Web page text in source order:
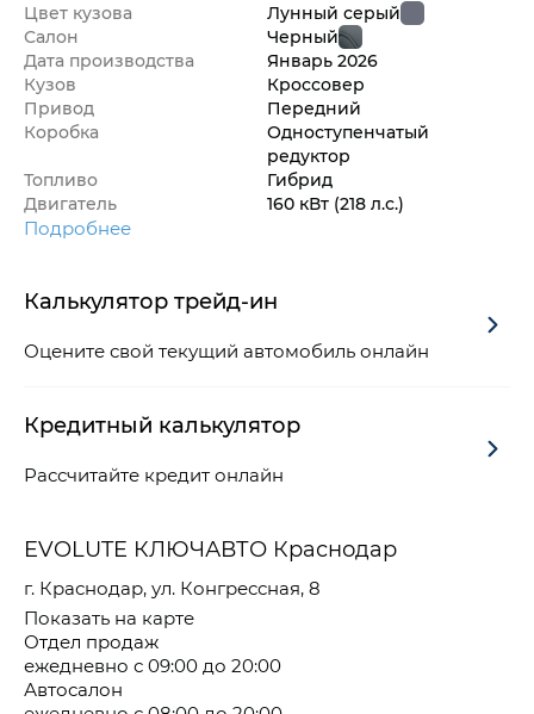
Цвет кузова
Лунный серый
Салон
Черный
Дата производства
Январь 2026
Кузов
Кроссовер
Привод
Передний
Коробка
Одноступенчатый
редуктор
Топливо
Гибрид
Двигатель
160 кВт (218 л.с.)
Подробнее
Калькулятор трейд-ин
Оцените свой текущий автомобиль онлайн
Кредитный калькулятор
Рассчитайте кредит онлайн
EVOLUTE КЛЮЧАВТО Краснодар
г. Краснодар, ул. Конгрессная, 8
Показать на карте
Отдел продаж
ежедневно с 09:00 до 20:00
Автосалон